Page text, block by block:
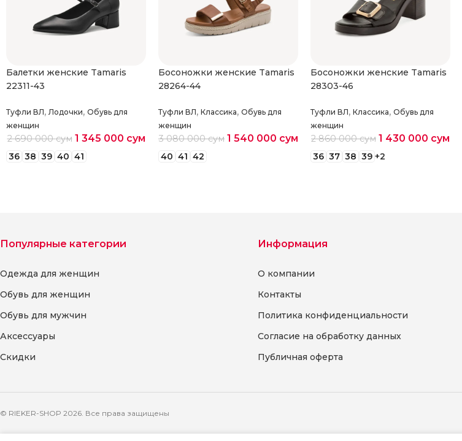
Балетки женские Tamaris
22311-43
Туфли ВЛ, Лодочки, Обувь для
женщин
2 690 000сум 1 345 000 сум
36 38 39 40 41
Босоножки женские Tamaris
28264-44
Туфли ВЛ, Классика, Обувь для
женщин
3 080 000сум 1 540 000 сум
40 41 42
Босоножки женские Tamaris
28303-46
Туфли ВЛ, Классика, Обувь для
женщин
2 860 000сум 1 430 000 сум
36 37 38 39 +2
Популярные категории
Одежда для женщин
Обувь для женщин
Обувь для мужчин
Аксессуары
Скидки
Информация
О компании
Контакты
Политика конфиденциальности
Согласие на обработку данных
Публичная оферта
© RIEKER-SHOP 2026. Все права защищены